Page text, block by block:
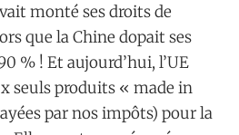
monté ses droits de
que la Chine dopait ses
% ! Et aujourd’hui, l’UE
seuls produits « made in
par nos impôts) pour la